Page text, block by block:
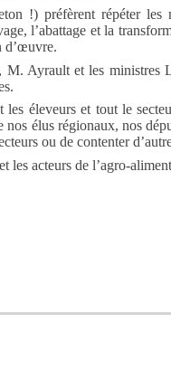
!) préfèrent répéter
l’abattage et la
d’œuvre.
Ayrault et les ministres
éleveurs et tout le
élus régionaux, nos
ou de contenter
les acteurs de l’agro-